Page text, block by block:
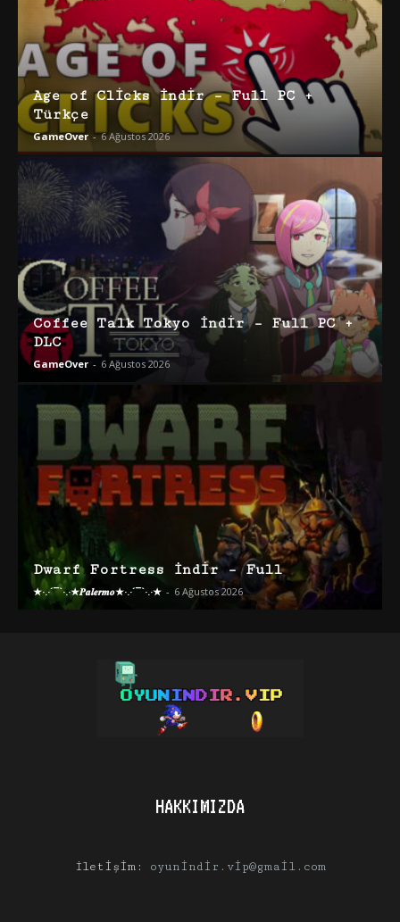
Age of Clicks İndir – Full PC +
Türkçe
GameOver - 6 Ağustos 2026
Coffee Talk Tokyo İndir – Full PC +
DLC
GameOver - 6 Ağustos 2026
Dwarf Fortress İndir – Full
★·.·´¯`·.·★𝑷𝒂𝒍𝒆𝒓𝒎𝒐★·.·´¯`·.·★ - 6 Ağustos 2026
HAKKIMIZDA
İletişim: oyunindir.vip@gmail.com